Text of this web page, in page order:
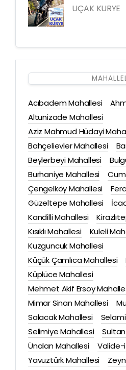
UÇAK KURYE
Acıbadem Mahallesi
Altunizade Mahallesi
Aziz Mahmud Hüdayi
Bahçelievler Mahallesi
Beylerbeyi Mahallesi
Burhaniye Mahallesi
Çengelköy Mahallesi
Güzeltepe Mahallesi
Kandilli Mahallesi
Kısıklı Mahallesi
Kuleli
Kuzguncuk Mahallesi
Küçük Çamlıca Mahallesi
Küplüce Mahallesi
Mehmet Akif Ersoy
Mimar Sinan Mahallesi
Salacak Mahallesi
Selimiye Mahallesi
Ünalan Mahallesi
Valide-
Yavuztürk Mahallesi